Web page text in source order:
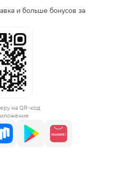
и больше бонусов за
на QR-код